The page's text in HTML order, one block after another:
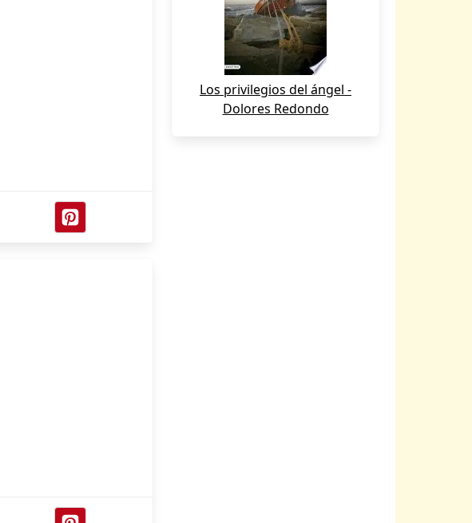
Los privilegios del ángel -
Dolores Redondo